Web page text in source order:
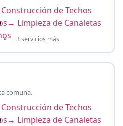
de Techos
→ Limpieza de Canaletas
+ 3 servicios más
comuna.
de Techos
→ Limpieza de Canaletas